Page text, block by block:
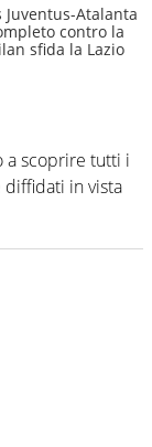
Atalanta
contro la
sfida la Lazio
a scoprire tutti i
in vista